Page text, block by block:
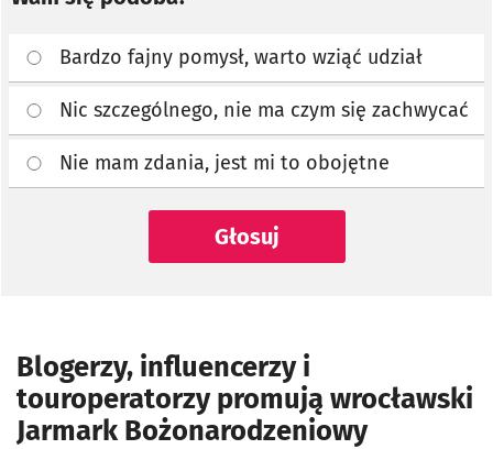
Bardzo fajny pomysł, warto wziąć udział
Nic szczególnego, nie ma czym się zachwycać
Nie mam zdania, jest mi to obojętne
Głosuj
Blogerzy, influencerzy i
touroperatorzy promują wrocławski
Jarmark Bożonarodzeniowy